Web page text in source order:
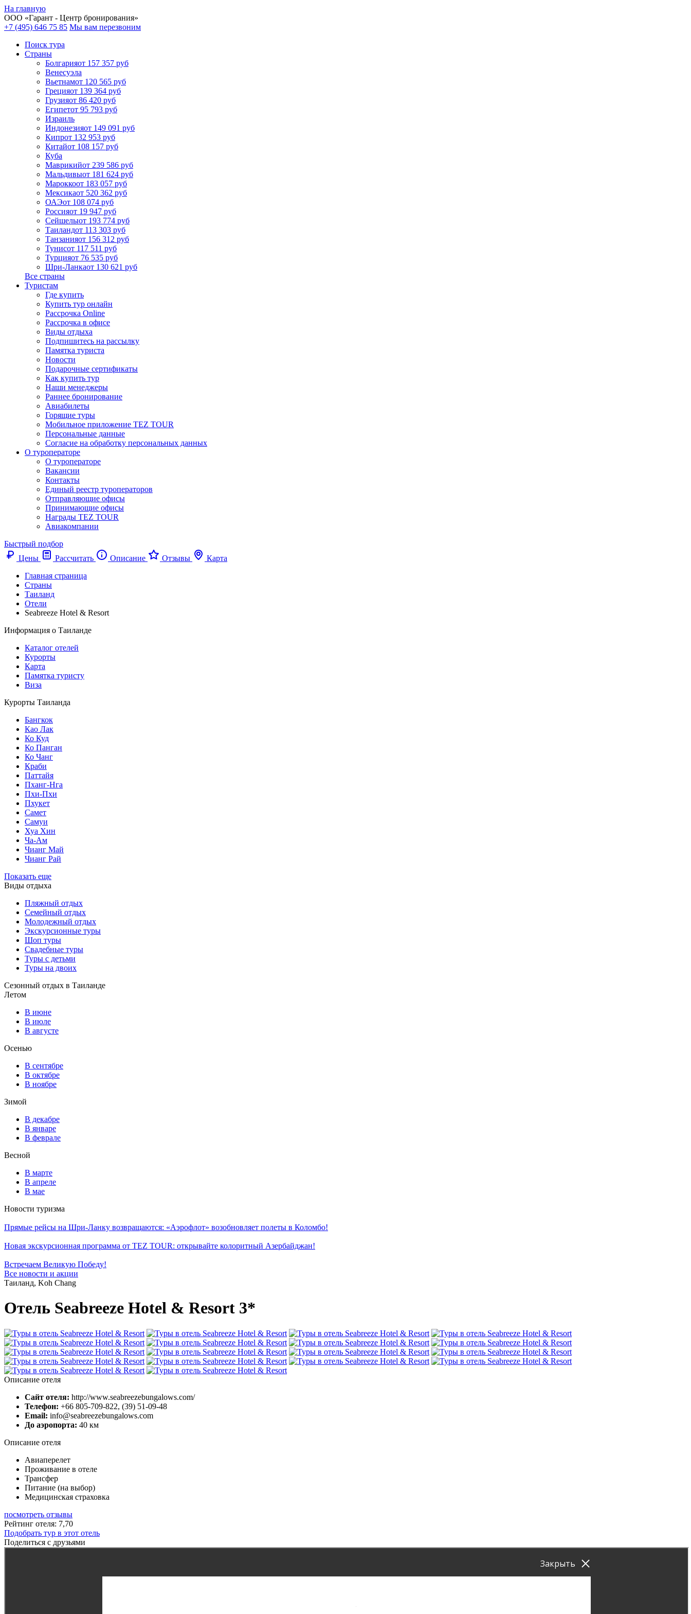
На главную
ООО «Гарант - Центр бронирования»
+7 (495) 646 75 85 Мы вам перезвоним
Поиск тура
Cтраны
Болгарияот 157 357 руб
Венесуэла
Вьетнамот 120 565 руб
Грецияот 139 364 руб
Грузияот 86 420 руб
Египетот 95 793 руб
Израиль
Индонезияот 149 091 руб
Кипрот 132 953 руб
Китайот 108 157 руб
Куба
Маврикийот 239 586 руб
Мальдивыот 181 624 руб
Мароккоот 183 057 руб
Мексикаот 520 362 руб
ОАЭот 108 074 руб
Россияот 19 947 руб
Сейшелыот 193 774 руб
Таиландот 113 303 руб
Танзанияот 156 312 руб
Тунисот 117 511 руб
Турцияот 76 535 руб
Шри-Ланкаот 130 621 руб
Все страны
Туристам
Где купить
Купить тур онлайн
Рассрочка Online
Рассрочка в офисе
Виды отдыха
Подпишитесь на рассылку
Памятка туриста
Новости
Подарочные сертификаты
Как купить тур
Наши менеджеры
Раннее бронирование
Авиабилеты
Горящие туры
Мобильное приложение TEZ TOUR
Персональные данные
Согласие на обработку персональных данных
О туроператоре
О туроператоре
Вакансии
Контакты
Единый реестр туроператоров
Отправляющие офисы
Принимающие офисы
Награды TEZ TOUR
Авиакомпании
Быстрый подбор
Цены
Рассчитать Описание Отзывы
Карта
Главная страница
Cтраны
Таиланд
Отели
Seabreeze Hotel & Resort
Информация о Таиланде
Каталог отелей
Курорты
Карта
Памятка туристу
Виза
Курорты Таиланда
Бангкок
Као Лак
Ко Куд
Ко Панган
Ко Чанг
Краби
Паттайя
Пханг-Нга
Пхи-Пхи
Пхукет
Самет
Самуи
Хуа Хин
Ча-Ам
Чианг Май
Чианг Рай
Показать еще
Виды отдыха
Пляжный отдых
Семейный отдых
Молодежный отдых
Экскурсионные туры
Шоп туры
Свадебные туры
Туры с детьми
Туры на двоих
Сезонный отдых в Таиланде
Летом
В июне
В июле
В августе
Осенью
В сентябре
В октябре
В ноябре
Зимой
В декабре
В январе
В феврале
Весной
В марте
В апреле
В мае
Новости туризма
Прямые рейсы на Шри-Ланку возвращаются: «Аэрофлот» возобновляет полеты в Коломбо!
Новая экскурсионная программа от TEZ TOUR: открывайте колоритный Азербайджан!
Встречаем Великую Победу!
Все новости и акции
Таиланд, Koh Chang
Отель Seabreeze Hotel & Resort 3*
Описание отеля
Сайт отеля: http://www.seabreezebungalows.com/
Телефон: +66 805-709-822, (39) 51-09-48
Email: info@seabreezebungalows.com
До аэропорта: 40 км
Описание отеля
Авиаперелет
Проживание в отеле
Трансфер
Питание (на выбор)
Медицинская страховка
посмотреть отзывы
Рейтинг отеля: 7,70
Подобрать тур в этот отель
Поделиться с друзьями